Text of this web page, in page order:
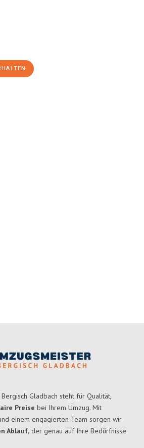
Gladbach steht für Qualität,
Preise bei Ihrem Umzug. Mit
einem engagierten Team sorgen wir
Ablauf, der genau auf Ihre Bedürfnisse